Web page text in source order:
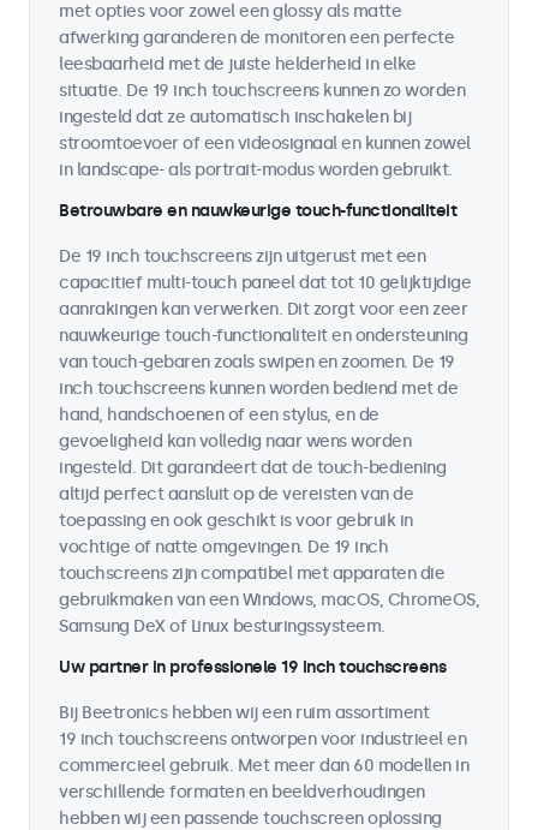
met opties voor zowel een glossy als matte
afwerking garanderen de monitoren een perfecte
leesbaarheid met de juiste helderheid in elke
situatie. De 19 inch touchscreens kunnen zo worden
ingesteld dat ze automatisch inschakelen bij
stroomtoevoer of een videosignaal en kunnen zowel
in landscape- als portrait-modus worden gebruikt.
Betrouwbare en nauwkeurige touch-functionaliteit
De 19 inch touchscreens zijn uitgerust met een
capacitief multi-touch paneel dat tot 10 gelijktijdige
aanrakingen kan verwerken. Dit zorgt voor een zeer
nauwkeurige touch-functionaliteit en ondersteuning
van touch-gebaren zoals swipen en zoomen. De 19
inch touchscreens kunnen worden bediend met de
hand, handschoenen of een stylus, en de
gevoeligheid kan volledig naar wens worden
ingesteld. Dit garandeert dat de touch-bediening
altijd perfect aansluit op de vereisten van de
toepassing en ook geschikt is voor gebruik in
vochtige of natte omgevingen. De 19 inch
touchscreens zijn compatibel met apparaten die
gebruikmaken van een Windows, macOS, ChromeOS,
Samsung DeX of Linux besturingssysteem.
Uw partner in professionele 19 inch touchscreens
Bij Beetronics hebben wij een ruim assortiment
19 inch touchscreens ontworpen voor industrieel en
commercieel gebruik. Met meer dan 60 modellen in
verschillende formaten en beeldverhoudingen
hebben wij een passende touchscreen oplossing